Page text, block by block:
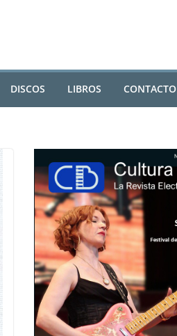
DISCOS LIBROS CONTACTO